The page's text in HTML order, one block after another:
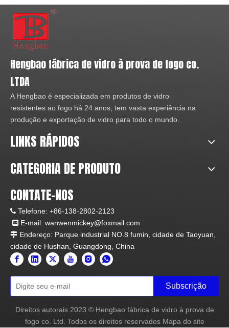
Hengbao fábrica de vidro à prova de fogo co.
LTDA
A Hengbao é especializada em produtos de vidro
resistentes ao fogo há 24 anos, tem vasta experiência na
produção e exportação de vidro para todo o mundo.
LINKS RÁPIDOS
CATEGORIA DE PRODUTO
CONTATE-NOS
 Telefone: +86-138-2802-2123
 E-mail: wanwenmickey@foxmail.com
 Endereço: Parque industrial NO.8 fumin, cidade de Taoyuan,
cidade de Hushan, Guangdong, China
Subscrição
Direitos autorais 2023 © Hengbao fábrica de vidro à prova de
fogo co. Ltd. Todos os direitos reservados Mapa do site